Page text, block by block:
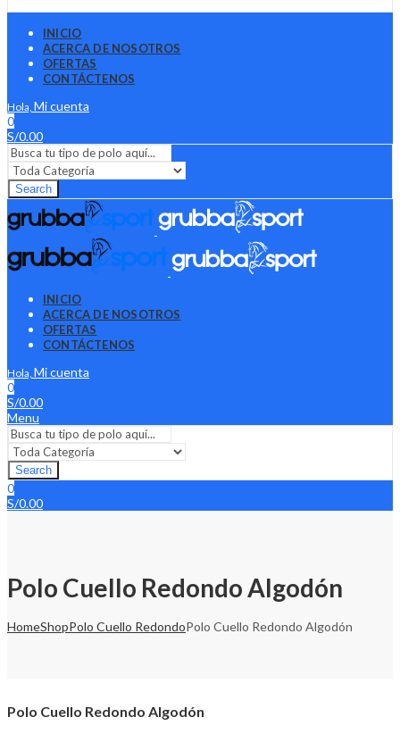
INICIO
ACERCA DE NOSOTROS
OFERTAS
CONTÁCTENOS
Hola, Mi cuenta
0
S/0.00
Search
INICIO
ACERCA DE NOSOTROS
OFERTAS
CONTÁCTENOS
Hola, Mi cuenta
0
S/0.00
Menu
Search
0
S/0.00
Polo Cuello Redondo Algodón
HomeShopPolo Cuello RedondoPolo Cuello Redondo Algodón
Polo Cuello Redondo Algodón